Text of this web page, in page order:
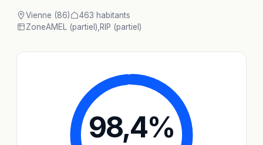
Vienne (86)
463 habitants
ZoneAMEL (partiel) RIP (partiel)
98,4%